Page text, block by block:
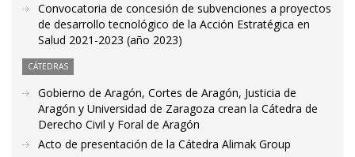
Convocatoria de concesión de subvenciones a proyectos
de desarrollo tecnológico de la Acción Estratégica en
Salud 2021-2023 (año 2023)
CÁTEDRAS
Gobierno de Aragón, Cortes de Aragón, Justicia de
Aragón y Universidad de Zaragoza crean la Cátedra de
Derecho Civil y Foral de Aragón
Acto de presentación de la Cátedra Alimak Group